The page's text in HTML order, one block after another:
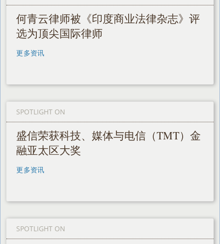
何青云律师被《印度商业法律杂志》评
选为顶尖国际律师
更多资讯
SPOTLIGHT ON
盛信荣获科技、媒体与电信（TMT）金
融亚太区大奖
更多资讯
SPOTLIGHT ON